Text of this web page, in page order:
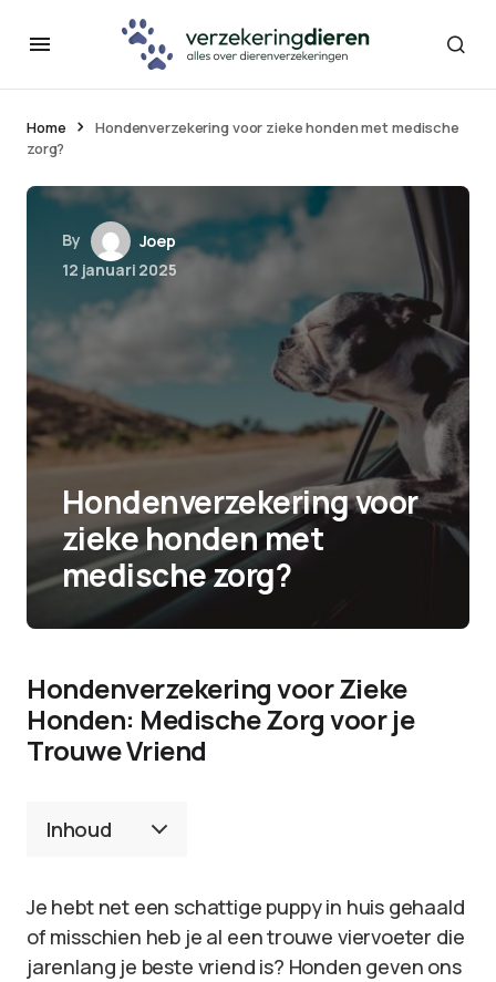
Home
Hondenverzekering voor zieke honden met medische
zorg?
By
Joep
12 januari 2025
Hondenverzekering voor
zieke honden met
medische zorg?
Hondenverzekering voor Zieke
Honden: Medische Zorg voor je
Trouwe Vriend
Inhoud
Je hebt net een schattige puppy in huis gehaald
of misschien heb je al een trouwe viervoeter die
jarenlang je beste vriend is? Honden geven ons